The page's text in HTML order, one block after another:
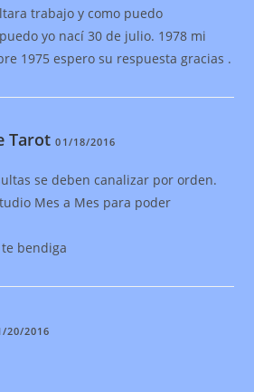
trabajo y como puedo
yo nací 30 de julio. 1978 mi
1975 espero su respuesta gracias .
Tarot 01/18/2016
se deben canalizar por orden.
Mes a Mes para poder
bendiga
20/2016